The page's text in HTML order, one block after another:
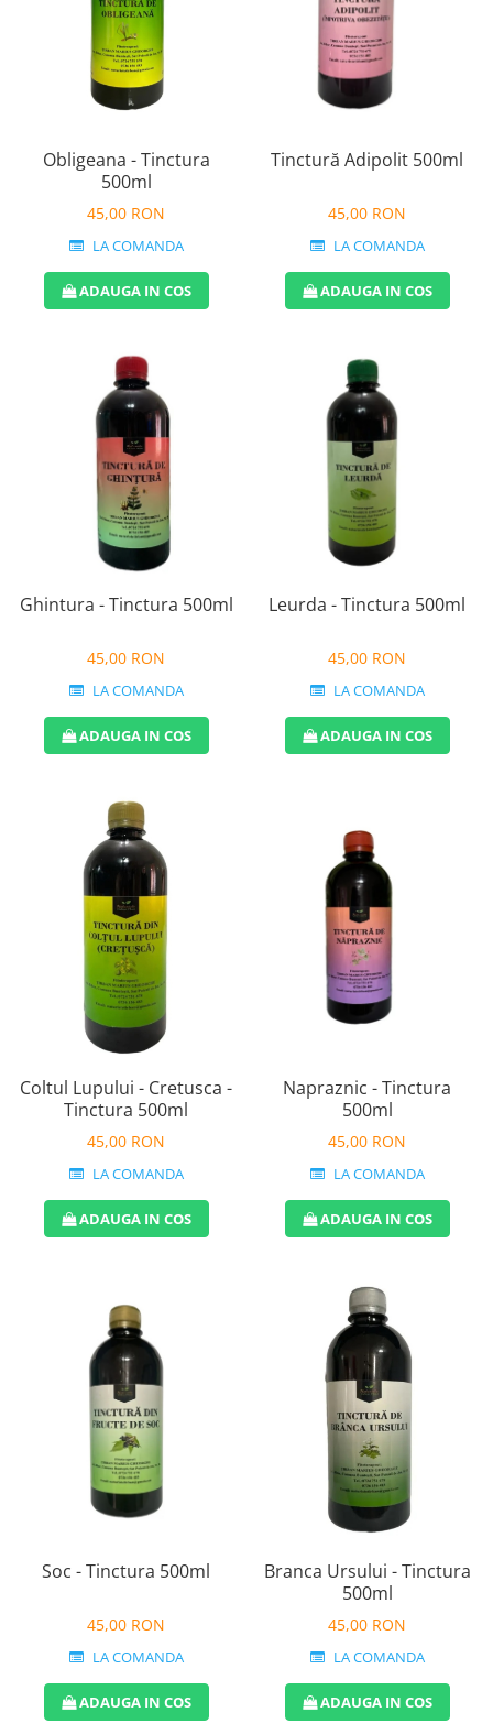
Obligeana - Tinctura
500ml
45,00 RON
LA COMANDA
ADAUGA IN COS
Tinctură Adipolit 500ml
45,00 RON
LA COMANDA
ADAUGA IN COS
Ghintura - Tinctura 500ml
45,00 RON
LA COMANDA
ADAUGA IN COS
Leurda - Tinctura 500ml
45,00 RON
LA COMANDA
ADAUGA IN COS
Coltul Lupului - Cretusca -
Tinctura 500ml
45,00 RON
LA COMANDA
ADAUGA IN COS
Napraznic - Tinctura
500ml
45,00 RON
LA COMANDA
ADAUGA IN COS
Soc - Tinctura 500ml
45,00 RON
LA COMANDA
ADAUGA IN COS
Branca Ursului - Tinctura
500ml
45,00 RON
LA COMANDA
ADAUGA IN COS